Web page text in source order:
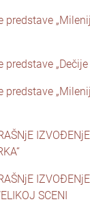
predstave
„Dečije
predstave
SCENI